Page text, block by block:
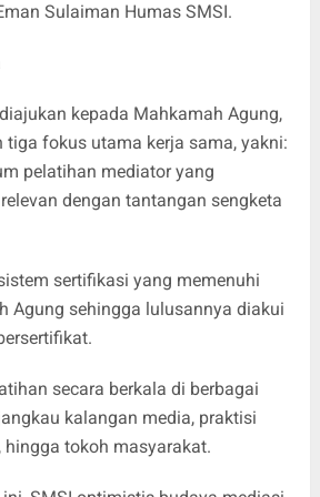
Sulaiman Humas SMSI.
kepada Mahkamah Agung,
tiga fokus utama kerja sama, yakni:
pelatihan mediator yang
dengan tantangan sengketa
sertifikasi yang memenuhi
Agung sehingga lulusannya diakui
secara berkala di berbagai
kalangan media, praktisi
hingga tokoh masyarakat.